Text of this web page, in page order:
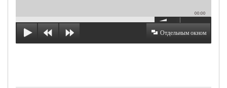
00:00
Отдельным окном